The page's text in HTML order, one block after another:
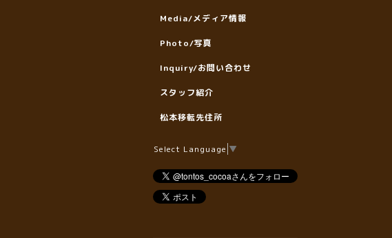
Media/メディア情報
Photo/写真
Inquiry/お問い合わせ
スタッフ紹介
松本移転先住所
Select Language ▼